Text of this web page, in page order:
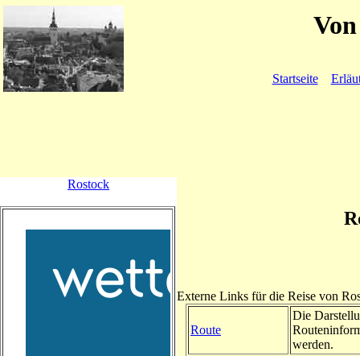
Startseite
Externe Links für die Reise von
Route
Die
werden.
Rostock